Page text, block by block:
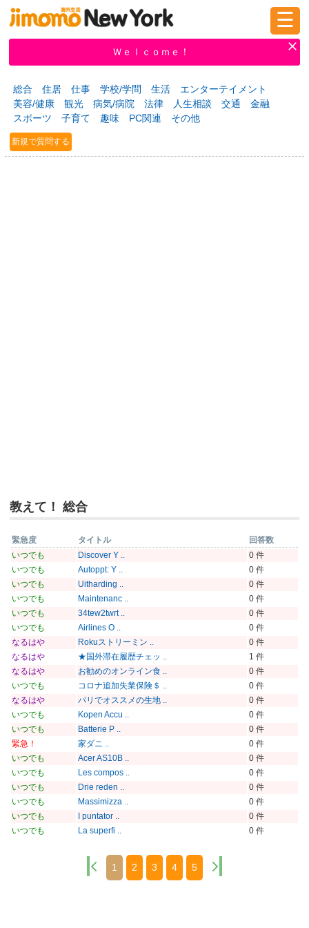
新規登録
掲示板 タウン情報 教えて！
☰
Ｗｅｌｃｏｍｅ！
総合 住居 仕事 学校/学問 生活
エンターテイメント
美容/健康
観光 病気/病院 法律 人生相談 交通
金融
スポーツ
子育て 趣味 PC関連 その他
新規で質問する
教えて！ 総合
緊急度 タイトル
回答数
いつでも
Discover Y ..
0 件
いつでも
Autoppt: Y ..
0 件
いつでも
Uitharding ..
0 件
いつでも
Maintenanc ..
0 件
いつでも
34tew2twrt ..
0 件
いつでも
Airlines O ..
0 件
なるはや
Rokuストリーミン ..
0 件
なるはや
★国外滞在履歴チェッ ..
1 件
なるはや
お勧めのオンライン食 ..
0 件
いつでも
コロナ追加失業保険＄ ..
0 件
なるはや
パリでオススメの生地 ..
0 件
いつでも
Kopen Accu ..
0 件
いつでも
Batterie P ..
0 件
緊急！
家ダニ ..
0 件
いつでも
Acer AS10B ..
0 件
いつでも
Les compos ..
0 件
いつでも
Drie reden ..
0 件
いつでも
Massimizza ..
0 件
いつでも
I puntator ..
0 件
いつでも
La superfi .. 0 件
1 2 3 4 5